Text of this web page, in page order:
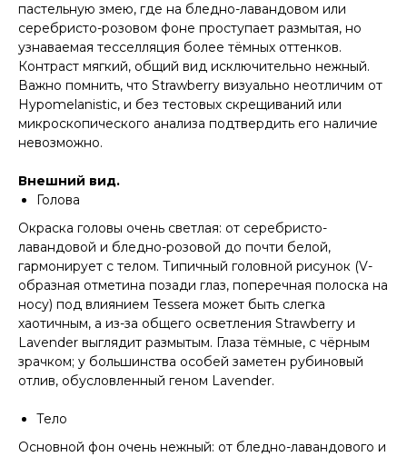
пастельную змею, где на бледно-лавандовом или
серебристо-розовом фоне проступает размытая, но
узнаваемая тесселляция более тёмных оттенков.
Контраст мягкий, общий вид исключительно нежный.
Важно помнить, что Strawberry визуально неотличим от
Hypomelanistic, и без тестовых скрещиваний или
микроскопического анализа подтвердить его наличие
невозможно.
Внешний вид.
Голова
Окраска головы очень светлая: от серебристо-
лавандовой и бледно-розовой до почти белой,
гармонирует с телом. Типичный головной рисунок (V-
образная отметина позади глаз, поперечная полоска на
носу) под влиянием Tessera может быть слегка
хаотичным, а из-за общего осветления Strawberry и
Lavender выглядит размытым. Глаза тёмные, с чёрным
зрачком; у большинства особей заметен рубиновый
отлив, обусловленный геном Lavender.
Тело
Основной фон очень нежный: от бледно-лавандового и